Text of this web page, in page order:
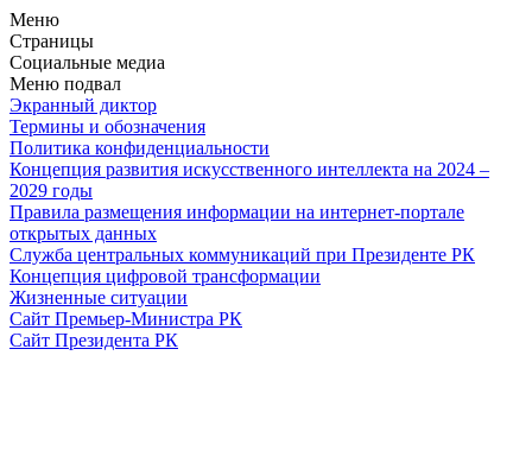
Меню
Страницы
Социальные медиа
Меню подвал
Экранный диктор
Термины и обозначения
Политика конфиденциальности
Концепция развития искусственного интеллекта на 2024 –
2029 годы
Правила размещения информации на интернет-портале
открытых данных
Служба центральных коммуникаций при Президенте РК
Концепция цифровой трансформации
Жизненные ситуации
Сайт Премьер-Министра РК
Сайт Президента РК